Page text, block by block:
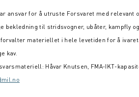
ansvar for å utruste Forsvaret med
bekledning til stridsvogner, ubåter, kampfly
forvalter materiellet i hele levetiden for å
kav.
Håvar Knutsen, FMA-IKT-